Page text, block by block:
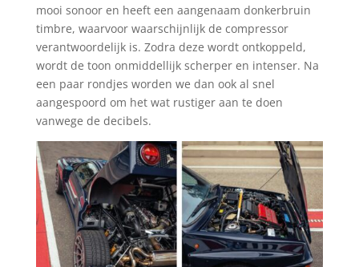
mooi sonoor en heeft een aangenaam donkerbruin
timbre, waarvoor waarschijnlijk de compressor
verantwoordelijk is. Zodra deze wordt ontkoppeld,
wordt de toon onmiddellijk scherper en intenser. Na
een paar rondjes worden we dan ook al snel
aangespoord om het wat rustiger aan te doen
vanwege de decibels.